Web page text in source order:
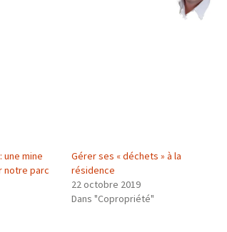
une mine
notre parc
Gérer ses « déchets » à la
résidence
22 octobre 2019
Dans "Copropriété"